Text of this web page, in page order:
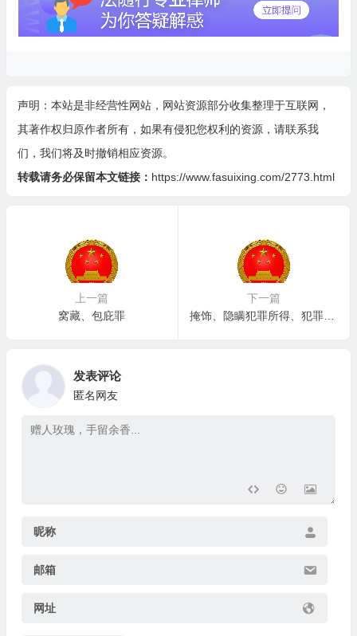
声明：本站是非经营性网站，网站资源部分收集整理于互联网，
其著作权归原作者所有，如果有侵犯您权利的资源，请联系我
们，我们将及时撤销相应资源。
转载请务必保留本文链接： https://www.fasuixing.com/2773.html
上一篇
窝藏、包庇罪
下一篇
掩饰、隐瞒犯罪所得、犯罪所得收益罪
发表评论
匿名网友
昵称
邮箱
网址